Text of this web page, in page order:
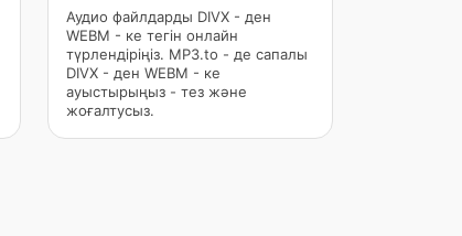
Аудио файлдарды DIVX - ден
WEBM - ке тегін онлайн
түрлендіріңіз. MP3.to - де сапалы
DIVX - ден WEBM - ке
ауыстырыңыз - тез және
жоғалтусыз.